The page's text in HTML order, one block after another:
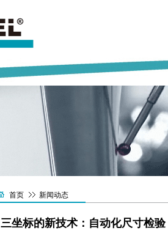
首页 新闻动态
三坐标的新技术：自动化尺寸检验